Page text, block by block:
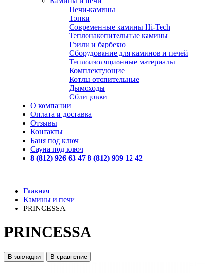
Печи-камины
Топки
Современные камины Hi-Tech
Теплонакопительные камины
Грили и барбекю
Оборудование для каминов и печей
Теплоизоляционные материалы
Комплектующие
Котлы отопительные
Дымоходы
Облицовки
О компании
Оплата и доставка
Отзывы
Контакты
Баня под ключ
Сауна под ключ
8 (812) 926 63 47 8 (812) 939 12 42
Главная
Камины и печи
PRINCESSA
PRINCESSA
В закладки В сравнение